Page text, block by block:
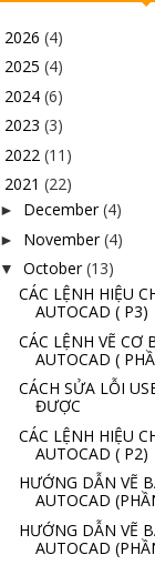
2026 (4)
2025 (4)
2024 (6)
2023 (3)
2022 (11)
2021 (22)
► December (4)
► November (4)
▼ October (13)
CÁC LỆNH HIỆU
AUTOCAD ( P3)
CÁC LỆNH VẼ CƠ
AUTOCAD (
CÁCH SỬA LỖI
ĐƯỢC
CÁC LỆNH HIỆU
AUTOCAD ( P2)
HƯỚNG DẪN VẼ
AUTOCAD
HƯỚNG DẪN VẼ
AUTOCAD